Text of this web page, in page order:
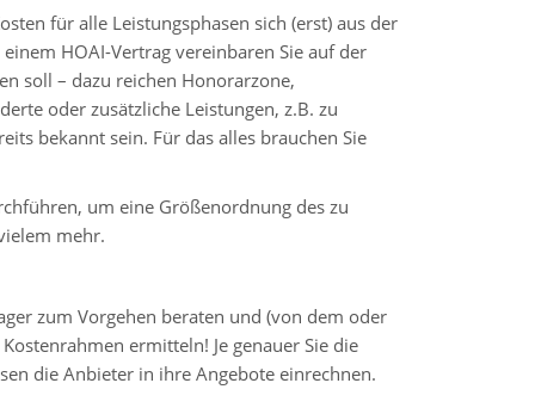
für alle Leistungsphasen sich (erst) aus der
HOAI-Vertrag vereinbaren Sie auf der
soll – dazu reichen Honorarzone,
oder zusätzliche Leistungen, z.B. zu
bekannt sein. Für das alles brauchen Sie
um eine Größenordnung des zu
mehr.
zum Vorgehen beraten und (von dem oder
ermitteln! Je genauer Sie die
die Anbieter in ihre Angebote einrechnen.